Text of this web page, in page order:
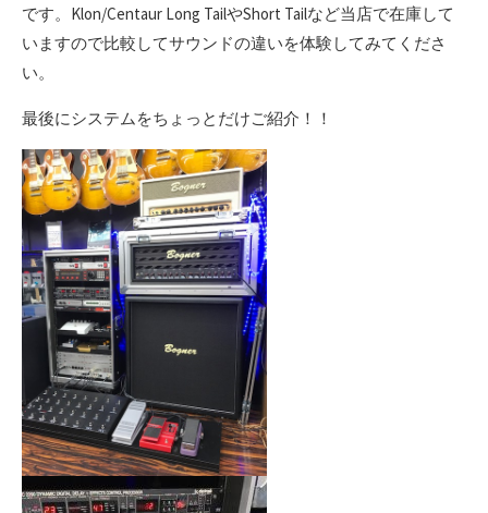
です。Klon/Centaur Long TailやShort Tailなど当店で在庫して
いますので比較してサウンドの違いを体験してみてくださ
い。
最後にシステムをちょっとだけご紹介！！